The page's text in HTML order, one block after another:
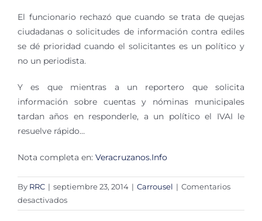
El funcionario rechazó que cuando se trata de quejas
ciudadanas o solicitudes de información contra ediles
se dé prioridad cuando el solicitantes es un político y
no un periodista.
Y es que mientras a un reportero que solicita
información sobre cuentas y nóminas municipales
tardan años en responderle, a un político el IVAI le
resuelve rápido…
Nota completa en: Veracruzanos.Info
By RRC | septiembre 23, 2014 | Carrousel | Comentarios
desactivadosen
90%